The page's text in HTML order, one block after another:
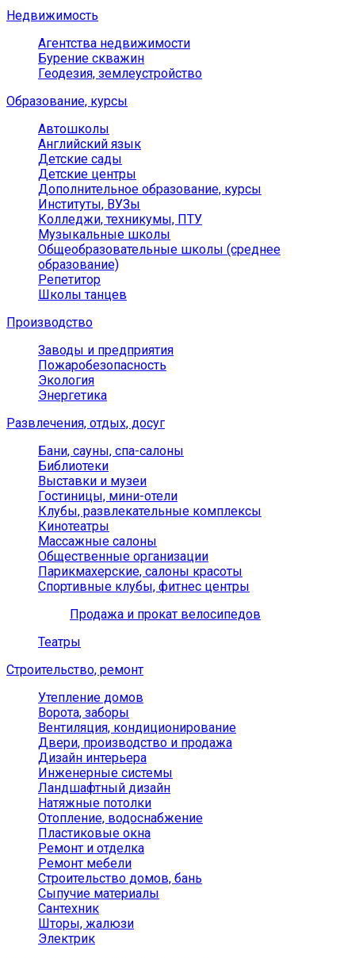
Недвижимость
Агентства недвижимости
Бурение скважин
Геодезия, землеустройство
Образование, курсы
Автошколы
Английский язык
Детские сады
Детские центры
Дополнительное образование, курсы
Институты, ВУЗы
Колледжи, техникумы, ПТУ
Музыкальные школы
Общеобразовательные школы (среднее
образование)
Репетитор
Школы танцев
Производство
Заводы и предприятия
Пожаробезопасность
Экология
Энергетика
Развлечения, отдых, досуг
Бани, сауны, спа-салоны
Библиотеки
Выставки и музеи
Гостиницы, мини-отели
Клубы, развлекательные комплексы
Кинотеатры
Массажные салоны
Общественные организации
Парикмахерские, салоны красоты
Спортивные клубы, фитнес центры
Продажа и прокат велосипедов
Театры
Строительство, ремонт
Утепление домов
Ворота, заборы
Вентиляция, кондиционирование
Двери, производство и продажа
Дизайн интерьера
Инженерные системы
Ландшафтный дизайн
Натяжные потолки
Отопление, водоснабжение
Пластиковые окна
Ремонт и отделка
Ремонт мебели
Строительство домов, бань
Сыпучие материалы
Сантехник
Шторы, жалюзи
Электрик